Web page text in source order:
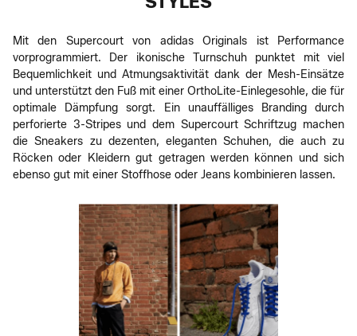
Mit den Supercourt von adidas Originals ist Performance
vorprogrammiert. Der ikonische Turnschuh punktet mit viel
Bequemlichkeit und Atmungsaktivität dank der Mesh-Einsätze
und unterstützt den Fuß mit einer OrthoLite-Einlegesohle, die für
optimale Dämpfung sorgt. Ein unauffälliges Branding durch
perforierte 3-Stripes und dem Supercourt Schriftzug machen
die Sneakers zu dezenten, eleganten Schuhen, die auch zu
Röcken oder Kleidern gut getragen werden können und sich
ebenso gut mit einer Stoffhose oder Jeans kombinieren lassen.